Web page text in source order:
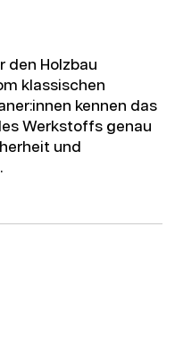
den Holzbau
klassischen
kennen das
Werkstoffs genau
und